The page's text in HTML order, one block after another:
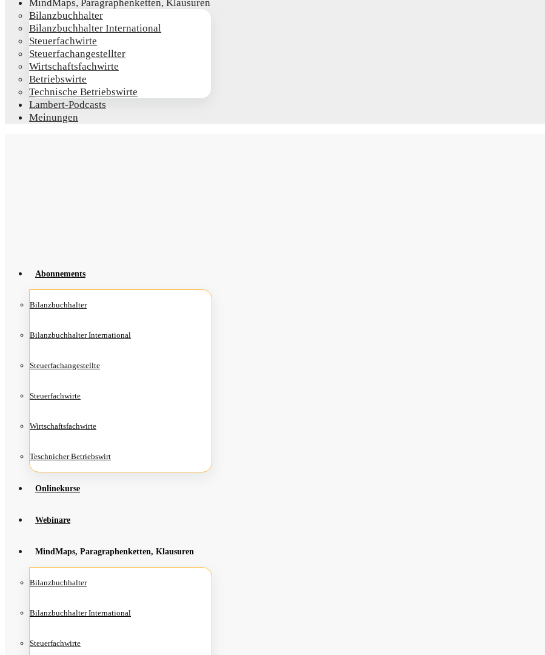
Mind­Maps, Para­gra­phen­ket­ten, Klausuren
Bilanz­buch­hal­ter
Bilanz­buch­hal­ter International
Steu­er­fach­wir­te
Steu­er­fach­an­ge­stell­ter
Wirt­schafts­fach­wir­te
Betriebs­wir­te
Tech­ni­sche Betriebswirte
Lam­­bert-Pod­­casts
Mei­nun­gen
Abon­ne­ments
Bilanz­buch­hal­ter
Bilanz­buch­hal­ter International
Steu­er­fach­an­ge­stell­te
Steu­er­fach­wir­te
Wirt­schafts­fach­wir­te
Teschni­cher Betriebswirt
Online­kur­se
Web­i­na­re
Mind­Maps, Para­gra­phen­ket­ten, Klausuren
Bilanz­buch­hal­ter
Bilanz­buch­hal­ter International
Steu­er­fach­wir­te